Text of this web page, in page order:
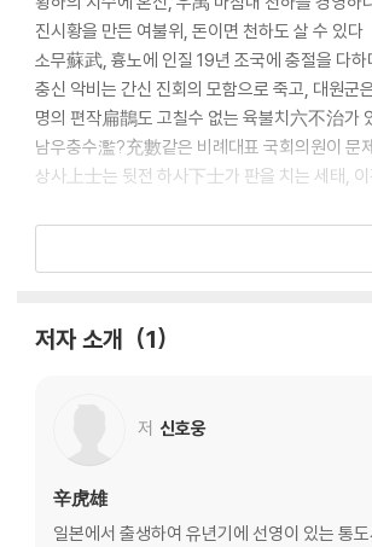
진시황을 만든 여불위, 돈이면 천하도 살 수 있다
소무蘇武, 흉노에 인질 19년 조국에 충절을 다하
충신 악비는 간신 진회의 모함으로 죽고, 대원군
명의 편작扁鵲도 고칠수 없는 육불치六不治가
남우충수濫?充數같은 비례대표 국회의원이 문
상사上士는 뒷전 하사下士가 판을 치는 세태,
02. 위기에 대처하는 지혜
가장 잘 이기는 자는 싸우지 않는다
문인은 협객과 일맥상통하는 면이 있다
개미구멍이라고 방치했다가는 둑이 무너진다
죽기를 각오한 마음에 사는 길이 있다
불운을 탓하지 않고 시련을 밑거름 삼아 절창을
저자 소개 1
저 신호웅
辛虎雄
일본에서 출생하여 유년기에 선영이 있는 통